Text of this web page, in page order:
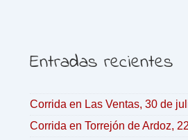
Entradas recientes
Corrida en Las Ventas, 30 de
Corrida en Torrejón de Ardoz,